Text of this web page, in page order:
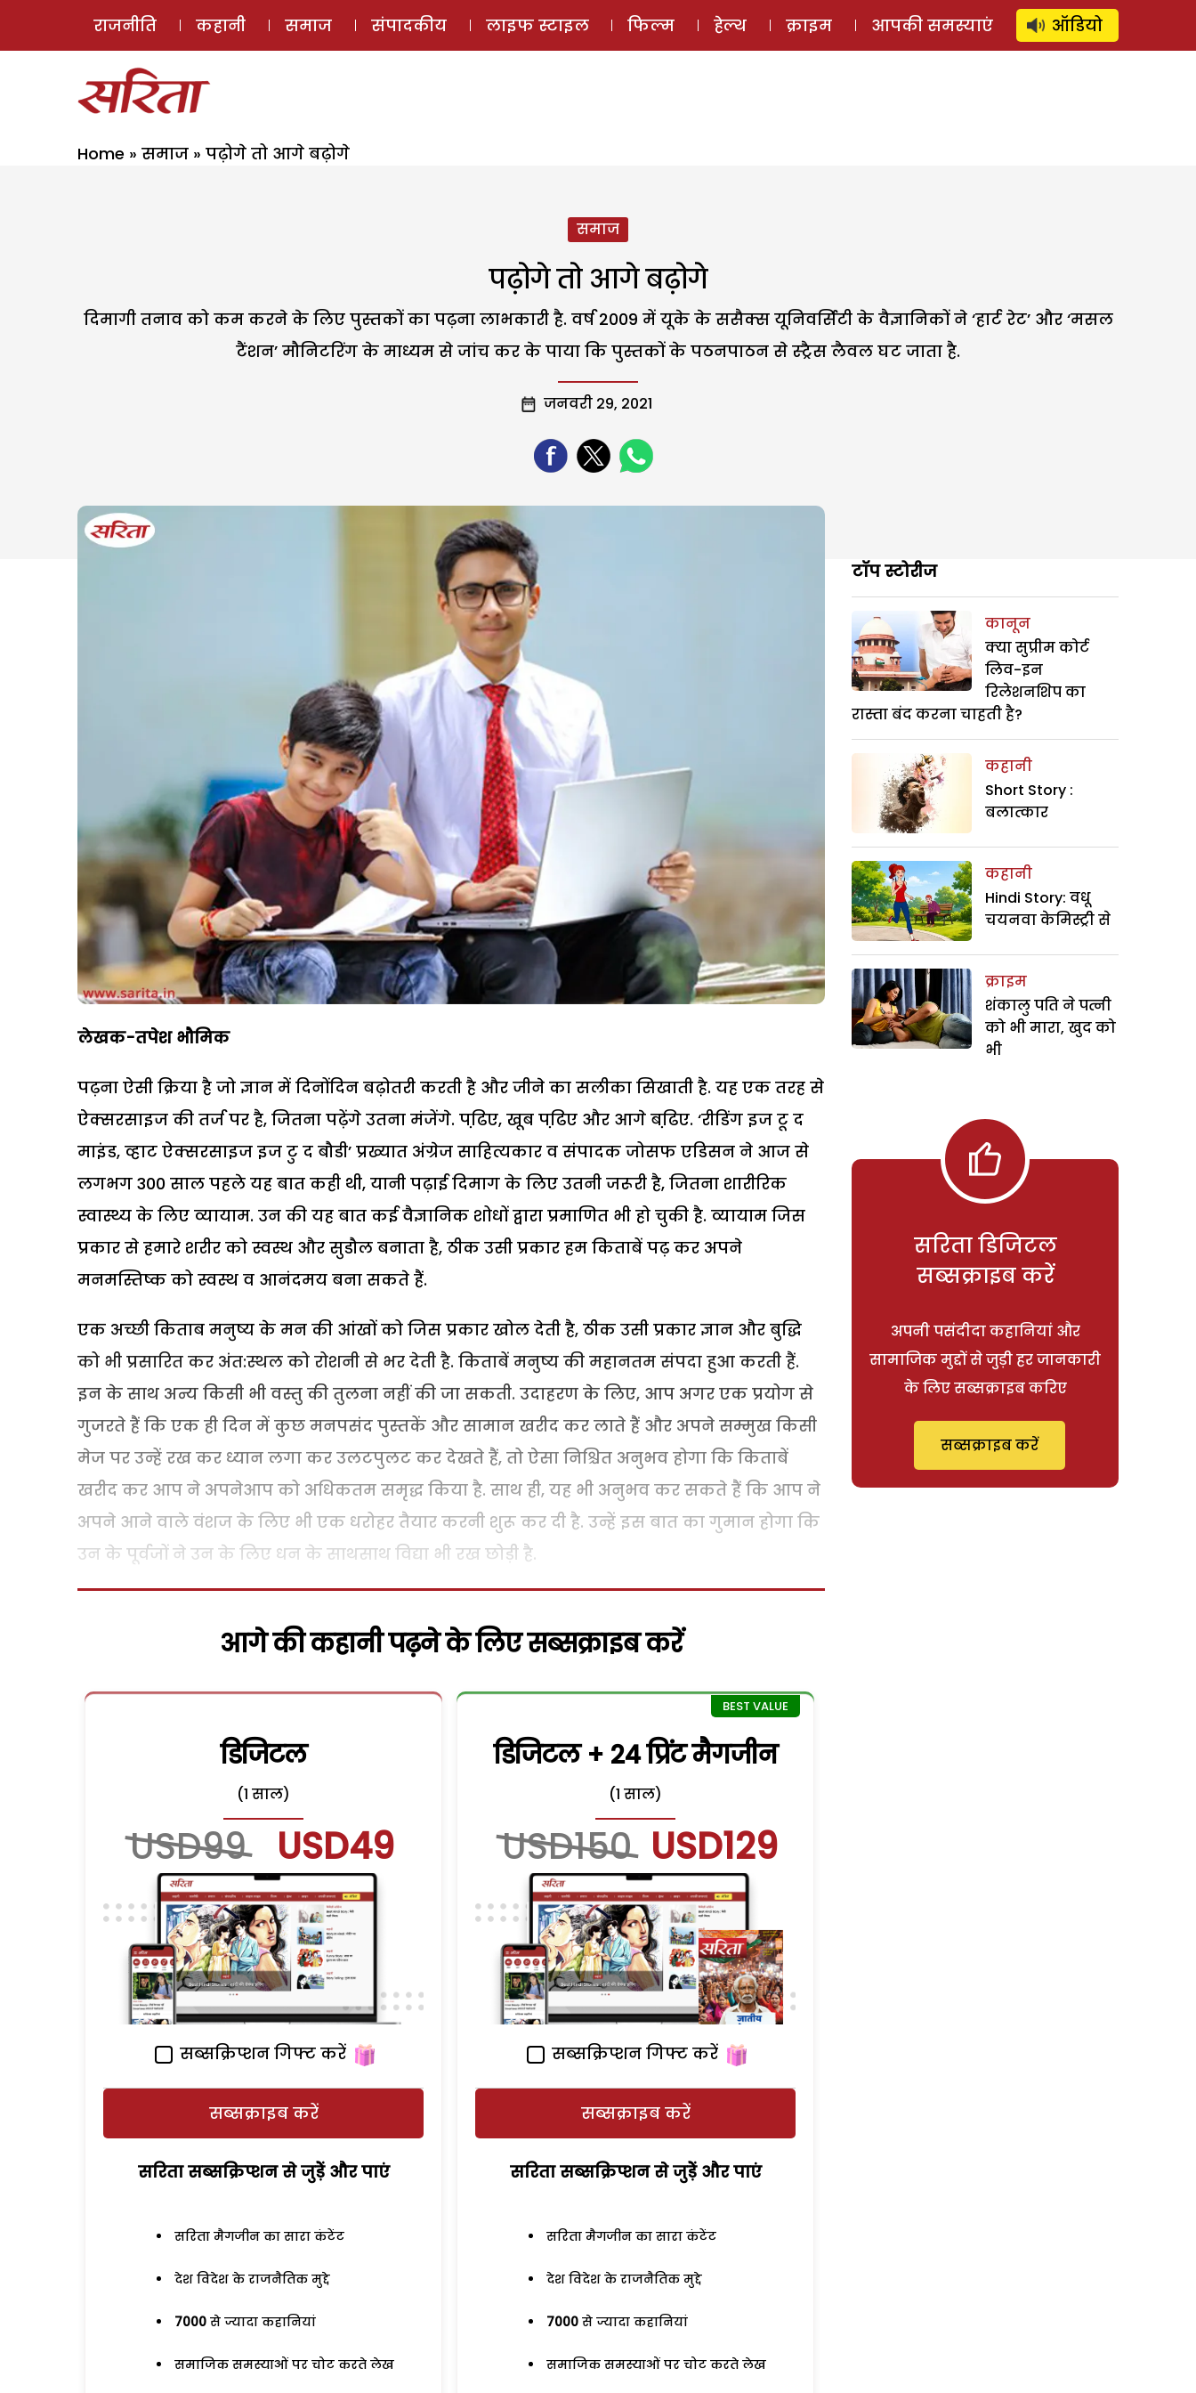
ई-मैगज़ीन ऑडियो स्टोरी लॉग इन ⚲ SUBSCRIBE
राजनीति कहानी समाज संपादकीय लाइफ स्टाइल फिल्म हेल्थ क्राइम आपकी समस्याएं ऑडियो
Home » समाज » पढ़ोगे तो आगे बढ़ोगे
समाज
पढ़ोगे तो आगे बढ़ोगे
दिमागी तनाव को कम करने के लिए पुस्तकों का पढ़ना लाभकारी है. वर्ष 2009 में यूके के ससैक्स यूनिवर्सिटी के वैज्ञानिकों ने ‘हार्ट रेट’ और ‘मसल
टैंशन’ मौनिटरिंग के माध्यम से जांच कर के पाया कि पुस्तकों के पठनपाठन से स्ट्रैस लैवल घट जाता है.
जनवरी 29, 2021
लेखक-तपेश भौमिक
पढ़ना ऐसी क्रिया है जो ज्ञान में दिनोंदिन बढ़ोतरी करती है और जीने का सलीका सिखाती है. यह एक तरह से
ऐक्सरसाइज की तर्ज पर है, जितना पढ़ेंगे उतना मंजेंगे. पढि़ए, खूब पढि़ए और आगे बढि़ए. ‘रीडिंग इज टू द
माइंड, व्हाट ऐक्सरसाइज इज टु द बौडी’ प्रख्यात अंग्रेज साहित्यकार व संपादक जोसफ एडिसन ने आज से
लगभग 300 साल पहले यह बात कही थी, यानी पढ़ाई दिमाग के लिए उतनी जरूरी है, जितना शारीरिक
स्वास्थ्य के लिए व्यायाम. उन की यह बात कई वैज्ञानिक शोधों द्वारा प्रमाणित भी हो चुकी है. व्यायाम जिस
प्रकार से हमारे शरीर को स्वस्थ और सुडौल बनाता है, ठीक उसी प्रकार हम किताबें पढ़ कर अपने
मनमस्तिष्क को स्वस्थ व आनंदमय बना सकते हैं.
एक अच्छी किताब मनुष्य के मन की आंखों को जिस प्रकार खोल देती है, ठीक उसी प्रकार ज्ञान और बुद्धि
को भी प्रसारित कर अंत:स्थल को रोशनी से भर देती है. किताबें मनुष्य की महानतम संपदा हुआ करती हैं.
इन के साथ अन्य किसी भी वस्तु की तुलना नहीं की जा सकती. उदाहरण के लिए, आप अगर एक प्रयोग से
गुजरते हैं कि एक ही दिन में कुछ मनपसंद पुस्तकें और सामान खरीद कर लाते हैं और अपने सम्मुख किसी
मेज पर उन्हें रख कर ध्यान लगा कर उलटपुलट कर देखते हैं, तो ऐसा निश्चित अनुभव होगा कि किताबें
खरीद कर आप ने अपनेआप को अधिकतम समृद्ध किया है. साथ ही, यह भी अनुभव कर सकते हैं कि आप ने
अपने आने वाले वंशज के लिए भी एक धरोहर तैयार करनी शुरू कर दी है. उन्हें इस बात का गुमान होगा कि
उन के पूर्वजों ने उन के लिए धन के साथसाथ विद्या भी रख छोड़ी है.
आगे की कहानी पढ़ने के लिए सब्सक्राइब करें
डिजिटल
(1 साल)
USD99 USD49
सब्सक्रिप्शन गिफ्ट करें
सब्सक्राइब करें
सरिता सब्सक्रिप्शन से जुड़ेें और पाएं
सरिता मैगजीन का सारा कंटेंट
देश विदेश के राजनैतिक मुद्दे
7000 से ज्यादा कहानियां
समाजिक समस्याओं पर चोट करते लेख
डिजिटल + 24 प्रिंट मैगजीन
(1 साल)
USD150 USD129
सब्सक्रिप्शन गिफ्ट करें
सब्सक्राइब करें
सरिता सब्सक्रिप्शन से जुड़ेें और पाएं
सरिता मैगजीन का सारा कंटेंट
देश विदेश के राजनैतिक मुद्दे
7000 से ज्यादा कहानियां
समाजिक समस्याओं पर चोट करते लेख
टॉप स्टोरीज
कानून
क्या सुप्रीम कोर्ट
लिव-इन
रिलेशनशिप का
रास्ता बंद करना चाहती है?
कहानी
Short Story :
बलात्कार
कहानी
Hindi Story: वधू
चयनवा केमिस्ट्री से
क्राइम
शंकालु पति ने पत्नी
को भी मारा, खुद को
भी
सरिता डिजिटल
सब्सक्राइब करें
अपनी पसंदीदा कहानियां और
सामाजिक मुद्दों से जुड़ी हर जानकारी
के लिए सब्सक्राइब करिए
सब्सक्राइब करें